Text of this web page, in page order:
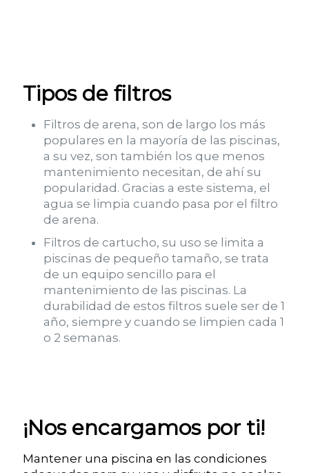
Tipos de filtros
Filtros de arena, son de largo los más
populares en la mayoría de las piscinas,
a su vez, son también los que menos
mantenimiento necesitan, de ahí su
popularidad. Gracias a este sistema, el
agua se limpia cuando pasa por el filtro
de arena.
Filtros de cartucho, su uso se limita a
piscinas de pequeño tamaño, se trata
de un equipo sencillo para el
mantenimiento de las piscinas. La
durabilidad de estos filtros suele ser de 1
año, siempre y cuando se limpien cada 1
o 2 semanas.
¡Nos encargamos por ti!
Mantener una piscina en las condiciones